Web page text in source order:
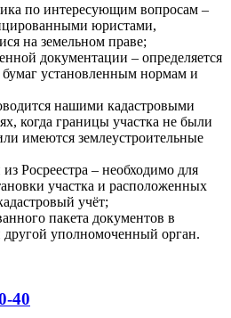
по интересующим вопросам –
юристами,
на земельном праве;
документации – определяется
бумаг установленным нормам и
нашими кадастровыми
когда границы участка не были
имеются землеустроительные
Росреестра – необходимо для
участка и расположенных
учёт;
пакета документов в
уполномоченный орган.
40